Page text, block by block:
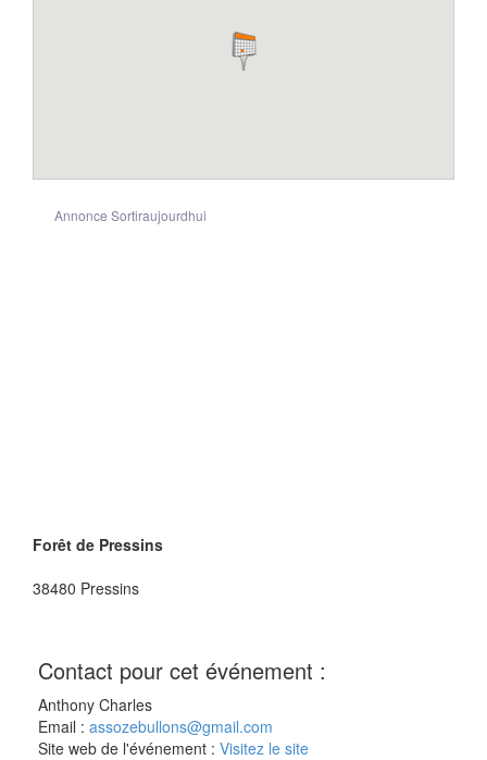
Annonce Sortiraujourdhui
Forêt de Pressins
38480 Pressins
Contact pour cet événement :
Anthony Charles
Email : assozebullons@gmail.com
Site web de l'événement : Visitez le site